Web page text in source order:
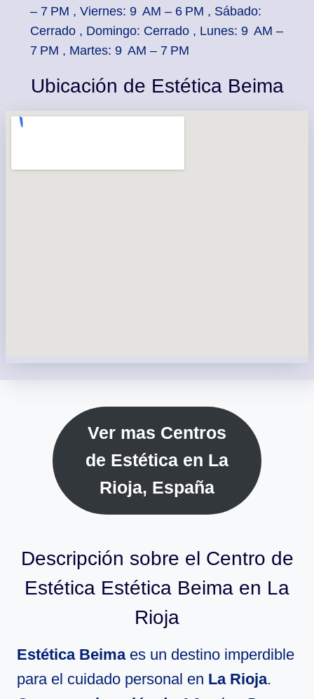
– 7 PM , Viernes: 9 AM – 6 PM , Sábado:
Cerrado , Domingo: Cerrado , Lunes: 9 AM –
7 PM , Martes: 9 AM – 7 PM
Ubicación de Estética Beima
Ver mas Centros
de Estética en La
Rioja, España
Descripción sobre el Centro de
Estética Estética Beima en La
Rioja
Estética Beimaes un destino imperdible
para el cuidado personal en La Rioja.